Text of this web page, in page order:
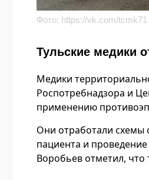
Фото: https://vk.com/tcmk71
Тульские медики
Медики
Роспотребнадзора и
применению
Они отработали схемы
пациента и
Воробьев отметил, что